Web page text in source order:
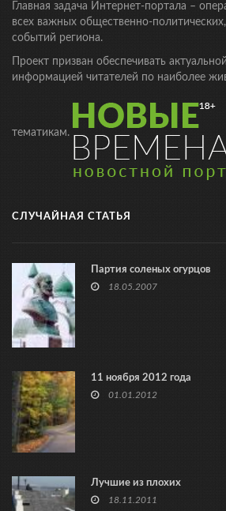
Главная задача Интернет-портала –
всех важных общественно-
событий региона.
Проект призван обеспечивать
информацией читателей по наиболее
тематикам.
СЛУЧАЙНАЯ СТАТЬЯ
Партия соленых огурцов
18.05.2007
11 ноября 2012 года
01.01.2012
Лучшие из плохих
18.11.2011